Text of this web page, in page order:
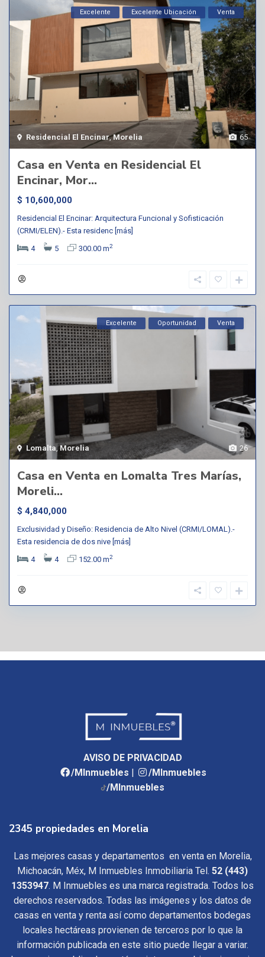
65
Residencial El Encinar,Morelia
Excelente Excelente Ubicación Venta
Casa en Venta en Residencial El
Encinar, Mor...
$ 10,600,000
Residencial El Encinar: Arquitectura Funcional y Sofisticación
(CRMI/ELEN).- Esta residenc [más]
4
5 300.00 m2
26
Lomalta ,Morelia
Excelente Oportunidad Venta
Casa en Venta en Lomalta Tres Marías,
Moreli...
$ 4,840,000
Exclusividad y Diseño: Residencia de Alto Nivel (CRMI/LOMAL).-
Esta residencia de dos nive [más]
4
4 152.00 m2
AVISO DE PRIVACIDAD
/MInmuebles |
/MInmuebles
/MInmuebles
2345 propiedades en Morelia
Las mejores casas y departamentos en venta en Morelia,
Michoacán, Méx, M Inmuebles Inmobiliaria Tel. 52 (443)
1353947. M Inmuebles es una marca registrada. Todos los
derechos reservados. Todas las imágenes y los datos de
casas en venta y renta así como departamentos bodegas
locales hectáreas provienen de terceros por lo que la
información publicada en este sitio puede llegar a variar.